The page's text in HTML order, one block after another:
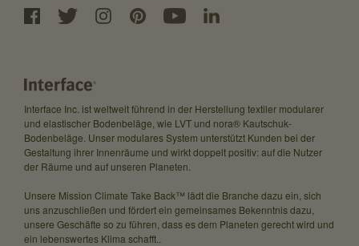
Interface Inc. ist weltweit führend in der Herstellung textiler modularer
und elastischer Bodenbeläge, wie LVT und nora® Kautschuk-
Bodenbeläge. Unser modulares System unterstützt Kunden bei der
Gestaltung ihrer Innenräume und wirkt doppelt positiv: auf die Nutzer
der Räume und auf unseren Planeten.
Unsere Mission Climate Take Back™ lädt die Branche dazu ein, sich
uns anzuschließen und fördert ein gemeinsames Bekenntnis dazu,
unsere Geschäfte so zu führen, dass es dem Planeten gerecht wird und
ein lebenswertes Klima schafft..